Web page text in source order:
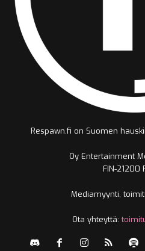
Respawn.fi on Suomen
Oy Entertainment
FIN-21200
Mediamyynti,
Ota yhteyttä: